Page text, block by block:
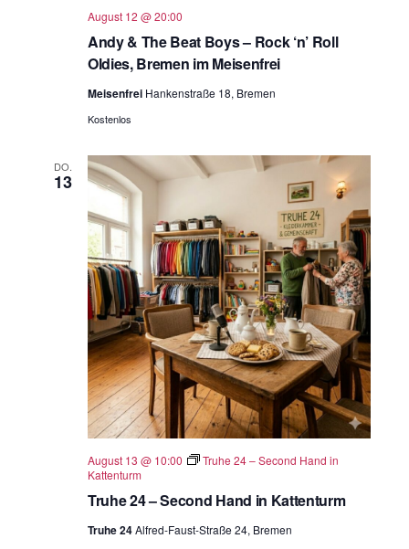
Andy & The Beat Boys – Rock ‘n’ Roll
Oldies, Bremen im Meisenfrei
August 12 @ 20:00
Meisenfrei Hankenstraße 18, Bremen
Kostenlos
DO.
13
Truhe 24 – Second Hand in Kattenturm
August 13 @ 10:00
Truhe 24 – Second Hand in
Kattenturm
Truhe 24Alfred-Faust-Straße 24, Bremen